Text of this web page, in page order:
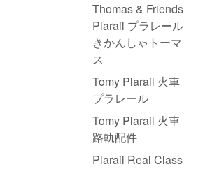
Thomas & Friends
Plarail プラレール
きかんしゃトーマ
ス
Tomy Plarail 火車
プラレール
Tomy Plarail 火車
路軌配件
Plarail Real Class